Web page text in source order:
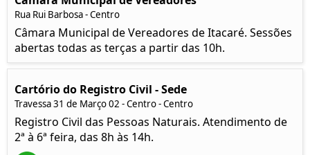
Rua Rui Barbosa - Centro
Câmara Municipal de Vereadores de Itacaré. Sessões
abertas todas as terças a partir das 10h.
Cartório do Registro Civil - Sede
Travessa 31 de Março 02 - Centro - Centro
Registro Civil das Pessoas Naturais. Atendimento de
2ª à 6ª feira, das 8h às 14h.